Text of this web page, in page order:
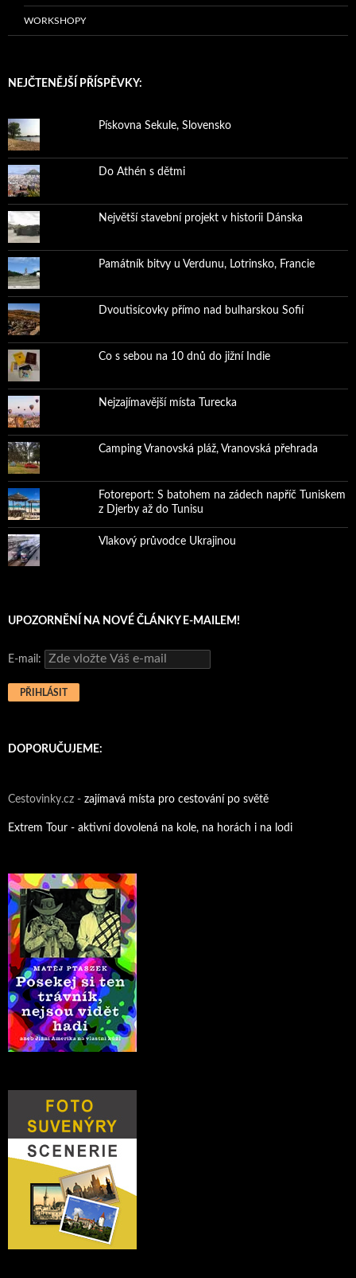
WORKSHOPY
NEJČTENĚJŠÍ PŘÍSPĚVKY:
Pískovna Sekule, Slovensko
Do Athén s dětmi
Největší stavební projekt v historii Dánska
Památník bitvy u Verdunu, Lotrinsko, Francie
Dvoutisícovky přímo nad bulharskou Sofií
Co s sebou na 10 dnů do jižní Indie
Nejzajímavější místa Turecka
Camping Vranovská pláž, Vranovská přehrada
Fotoreport: S batohem na zádech napříč Tuniskem
z Djerby až do Tunisu
Vlakový průvodce Ukrajinou
UPOZORNĚNÍ NA NOVÉ ČLÁNKY E-MAILEM!
E-mail:
DOPORUČUJEME:
Cestovinky.cz - zajímavá místa pro cestování po světě
Extrem Tour - aktivní dovolená na kole, na horách i na lodi